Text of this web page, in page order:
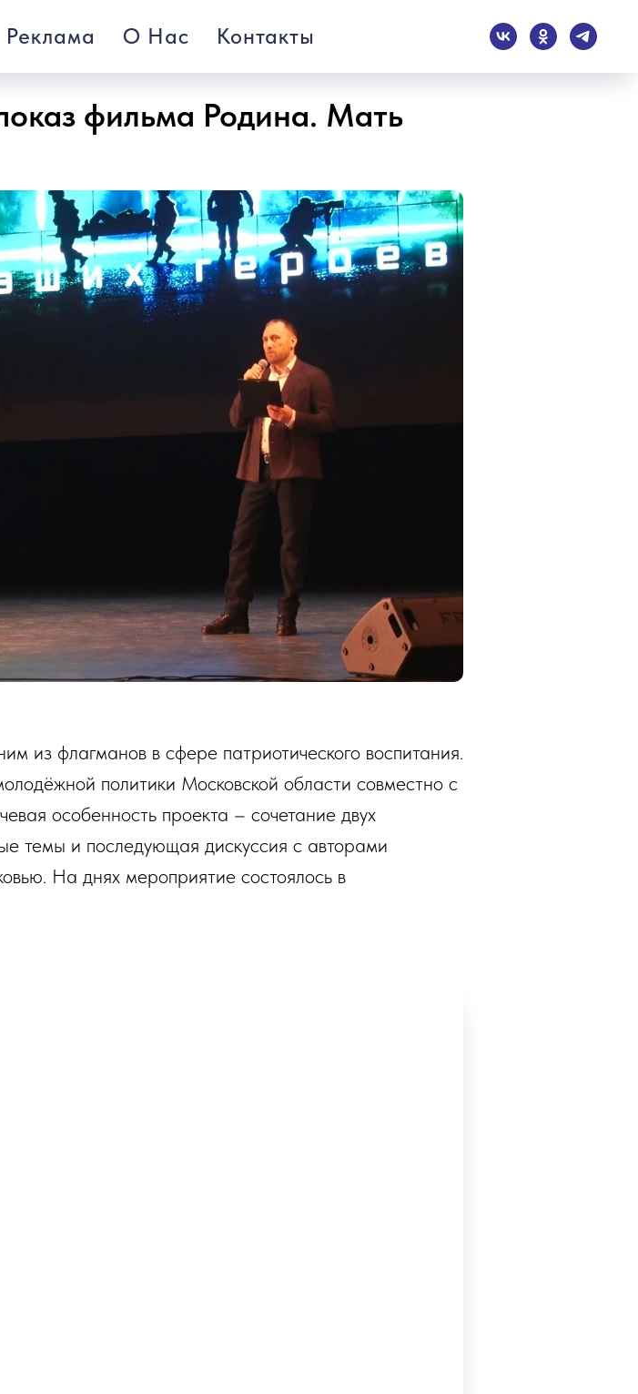
Реклама О Нас Контакты
фильма Родина. Мать
флагманов в сфере патриотического воспитания.
политики Московской области совместно с
особенность проекта – сочетание двух
темы и последующая дискуссия с авторами
На днях мероприятие состоялось в